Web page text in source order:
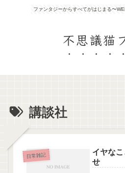
ファンタジーからすべてがはじまる〜
不思議猫
講談社
日常雑記
イヤな
せ